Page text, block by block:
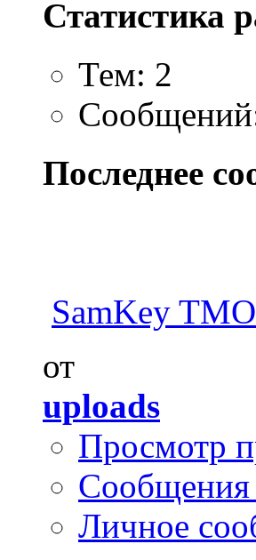
Статистика
Тем: 2
Последнее
SamKey
от
uploads
Просмотр
Личное